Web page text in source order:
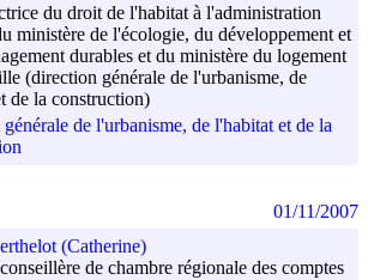
du droit de l'habitat à l'administration
ministère de l'écologie, du développement et
durables et du ministère du logement
(direction générale de l'urbanisme, de
de la construction)
de l'urbanisme, de l'habitat et de la
(Catherine)
de chambre régionale des comptes
01/11/2007